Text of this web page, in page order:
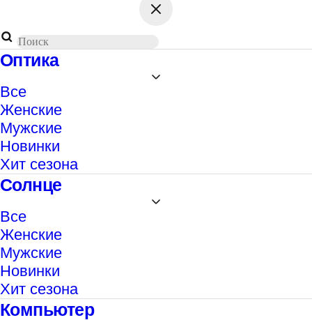
товаров
Оптика
Все
Женские
Мужские
Новинки
Хит сезона
Солнце
Все
Женские
Мужские
Новинки
Хит сезона
Компьютер